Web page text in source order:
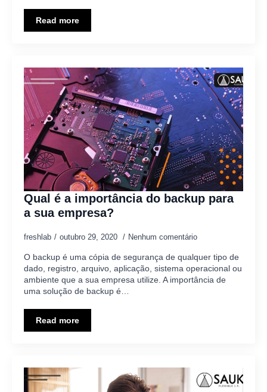
Read more
Qual é a importância do backup para
a sua empresa?
freshlab outubro 29, 2020 Nenhum comentário
O backup é uma cópia de segurança de qualquer tipo de
dado, registro, arquivo, aplicação, sistema operacional ou
ambiente que a sua empresa utilize. A importância de
uma solução de backup é…
Read more